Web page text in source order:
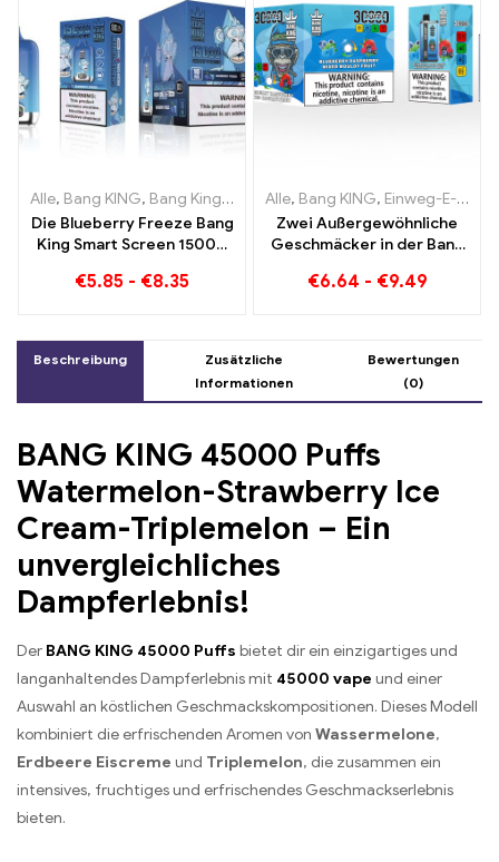
Alle, Bang KING, Bang King Smart Screen 15000 Puff ,Einweg-E-
Die Blueberry Freeze Bang
King Smart Screen 15000
€5.85 - €8.35
Alle, Bang KING, Einweg-E-Zigaretten Litauen
Zwei Außergewöhnliche
Geschmäcker in der Bang
Zigarette Blueberry
€6.64 - €9.49
Beschreibung
Zusätzliche
Informationen
Bewertungen
(0)
BANG KING 45000 Puffs
Watermelon-Strawberry Ice
Cream-Triplemelon – Ein
unvergleichliches
Dampferlebnis!
Der BANG KING 45000 Puffs bietet dir ein einzigartiges und
langanhaltendes Dampferlebnis mit 45000 vape und einer
Auswahl an köstlichen Geschmackskompositionen. Dieses Modell
kombiniert die erfrischenden Aromen von Wassermelone,
Erdbeere Eiscreme und Triplemelon, die zusammen ein
intensives, fruchtiges und erfrischendes Geschmackserlebnis
bieten.